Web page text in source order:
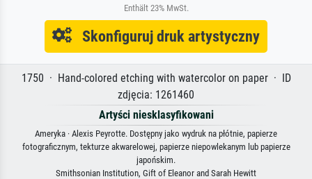
Enthält 23% MwSt.
Skonfiguruj druk artystyczny
1750 · Hand-colored etching with watercolor on paper · ID
zdjęcia: 1261460
Artyści niesklasyfikowani
Ameryka · Alexis Peyrotte. Dostępny jako wydruk na płótnie, papierze
fotograficznym, tekturze akwarelowej, papierze niepowlekanym lub papierze
japońskim.
Smithsonian Institution, Gift of Eleanor and Sarah Hewitt